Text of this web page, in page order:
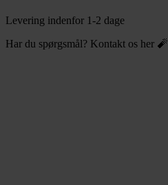
Levering indenfor 1-2 dage
Har du spørgsmål? Kontakt os her 🧨